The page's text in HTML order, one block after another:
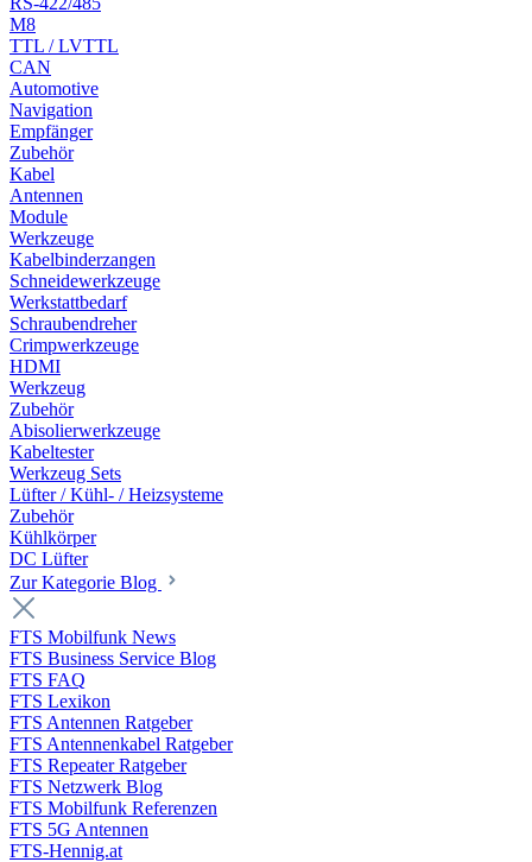
M8
TTL / LVTTL
CAN
Automotive
Navigation
Empfänger
Zubehör
Kabel
Antennen
Module
Werkzeuge
Kabelbinderzangen
Schneidewerkzeuge
Werkstattbedarf
Schraubendreher
Crimpwerkzeuge
HDMI
Werkzeug
Zubehör
Abisolierwerkzeuge
Kabeltester
Werkzeug Sets
Lüfter / Kühl- / Heizsysteme
Zubehör
Kühlkörper
DC Lüfter
Zur Kategorie Blog
FTS Mobilfunk News
FTS Business Service Blog
FTS FAQ
FTS Lexikon
FTS Antennen Ratgeber
FTS Antennenkabel Ratgeber
FTS Repeater Ratgeber
FTS Netzwerk Blog
FTS Mobilfunk Referenzen
FTS 5G Antennen
FTS-Hennig.at